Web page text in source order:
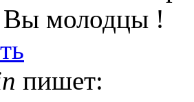
молодцы !
пишет: